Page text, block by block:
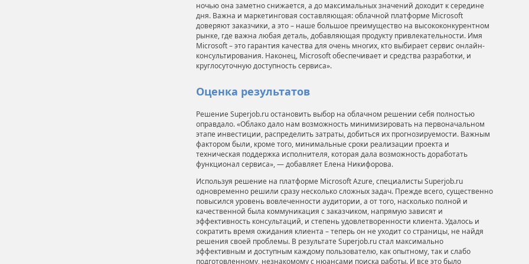
ночью она заметно снижается, а до максимальных значений доходит к середине
дня. Важна и маркетинговая составляющая: облачной платформе Microsoft
доверяют заказчики, а это – наше большое преимущество на высококонкурентном
рынке, где важна любая деталь, добавляющая продукту привлекательности. Имя
Microsoft – это гарантия качества для очень многих, кто выбирает сервис онлайн-
консультирования. Наконец, Microsoft обеспечивает и средства разработки, и
круглосуточную доступность сервиса».
Оценка результатов
Решение Superjob.ru остановить выбор на облачном решении себя полностью
оправдало. «Облако дало нам возможность минимизировать на первоначальном
этапе инвестиции, распределить затраты, добиться их прогнозируемости. Важным
фактором были, кроме того, минимальные сроки реализации проекта и
техническая поддержка исполнителя, которая дала возможность доработать
функционал сервиса», — добавляет Елена Никифорова.
Используя решение на платформе Microsoft Azure, специалисты Superjob.ru
одновременно решили сразу несколько сложных задач. Прежде всего, существенно
повысился уровень вовлеченности аудитории, а от того, насколько полной и
качественной была коммуникация с заказчиком, напрямую зависят и
эффективность консультаций, и степень удовлетворенности клиента. Удалось и
сократить время ожидания клиента – теперь он не уходит со страницы, не найдя
решения своей проблемы. В результате Superjob.ru стал максимально
эффективным и доступным каждому пользователю, как опытному, так и слабо
подготовленному, незнакомому с нюансами поиска работы. И все это было